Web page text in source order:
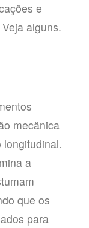
e
alguns.
mecânica
a
que os
para